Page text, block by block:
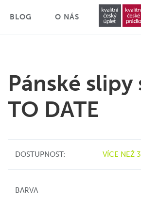
BLOG O NÁS
Pánské
TO DATE
DOSTUPNOST: VÍCE NEŽ
BARVA